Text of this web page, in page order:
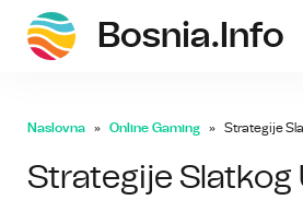
Bosnia.info
Naslovna Online Gaming Strategije
Strategije Slatkog